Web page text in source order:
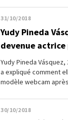
31/10/2018
Yudy Pineda
devenue actrice
Yudy Pineda
a expliqué comment
modèle webcam
30/10/2018